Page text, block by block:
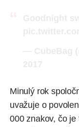
Minulý rok
uvažuje o
000 znakov, čo